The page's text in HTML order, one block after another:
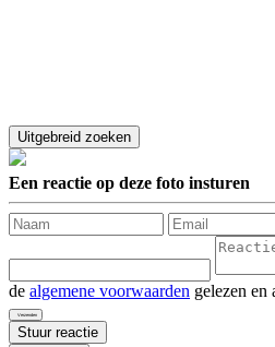
Een reactie op deze foto insturen
de algemene voorwaarden gelezen en